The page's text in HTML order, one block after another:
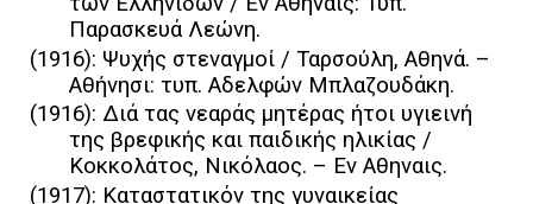
Παρασκευά Λεώνη.
(1916): Ψυχής στεναγμοί / Ταρσούλη, Αθηνά. –
Αθήνησι: τυπ. Αδελφών Μπλαζουδάκη.
(1916): Διά τας νεαράς μητέρας ήτοι υγιεινή
της βρεφικής και παιδικής ηλικίας /
Κοκκολάτος, Νικόλαος. – Eν Αθηναις.
(1917): Καταστατικόν της γυναικείας